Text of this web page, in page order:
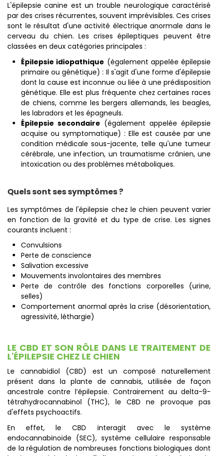
L'épilepsie canine est un trouble neurologique caractérisé
par des crises récurrentes, souvent imprévisibles. Ces crises
sont le résultat d'une activité électrique anormale dans le
cerveau du chien. Les crises épileptiques peuvent être
classées en deux catégories principales :
Épilepsie idiopathique (également appelée épilepsie
primaire ou génétique) : Il s'agit d'une forme d'épilepsie
dont la cause est inconnue ou liée à une prédisposition
génétique. Elle est plus fréquente chez certaines races
de chiens, comme les bergers allemands, les beagles,
les labradors et les épagneuls.
Épilepsie secondaire (également appelée épilepsie
acquise ou symptomatique) : Elle est causée par une
condition médicale sous-jacente, telle qu'une tumeur
cérébrale, une infection, un traumatisme crânien, une
intoxication ou des problèmes métaboliques.
Quels sont ses symptômes ?
Les symptômes de l'épilepsie chez le chien peuvent varier
en fonction de la gravité et du type de crise. Les signes
courants incluent :
Convulsions
Perte de conscience
Salivation excessive
Mouvements involontaires des membres
Perte de contrôle des fonctions corporelles (urine,
selles)
Comportement anormal après la crise (désorientation,
agressivité, léthargie)
LE CBD ET SON RÔLE DANS LE TRAITEMENT DE
L'ÉPILEPSIE CHEZ LE CHIEN
Le cannabidiol (CBD) est un composé naturellement
présent dans la plante de cannabis, utilisée de façon
ancestrale contre l’épilepsie. Contrairement au delta-9-
tétrahydrocannabinol (THC), le CBD ne provoque pas
d'effets psychoactifs.
En effet, le CBD interagit avec le système
endocannabinoïde (SEC), système cellulaire responsable
de la régulation de nombreuses fonctions biologiques dont